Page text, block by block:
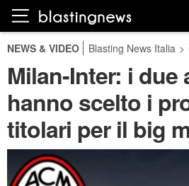
NEWS & VIDEO Blasting News Italia >
Milan-Inter: i due
hanno scelto i
titolari per il big